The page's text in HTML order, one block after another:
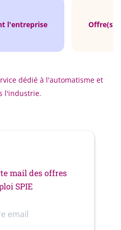
l'entreprise Offre(s)
dédié à l'automatisme et
l'industrie.
mail des offres
SPIE